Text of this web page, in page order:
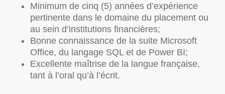
Minimum de cinq (5) années d’expérience
pertinente dans le domaine du placement ou
au sein d’institutions financières;
Bonne connaissance de la suite Microsoft
Office, du langage SQL et de Power BI;
Excellente maîtrise de la langue française,
tant à l’oral qu’à l’écrit.